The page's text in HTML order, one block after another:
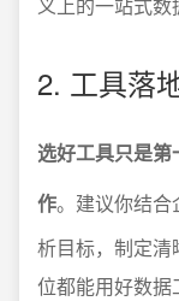
2. 工具落
选好工具只是
作。建议你结合
析目标，制定
位都能用好数据